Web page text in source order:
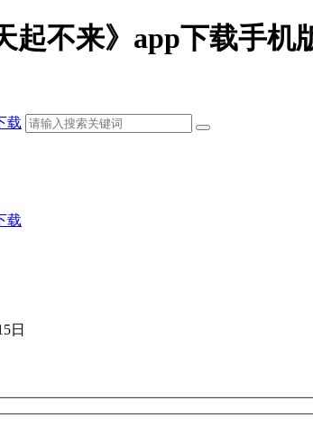
起不来》app下载手机
载
载
日